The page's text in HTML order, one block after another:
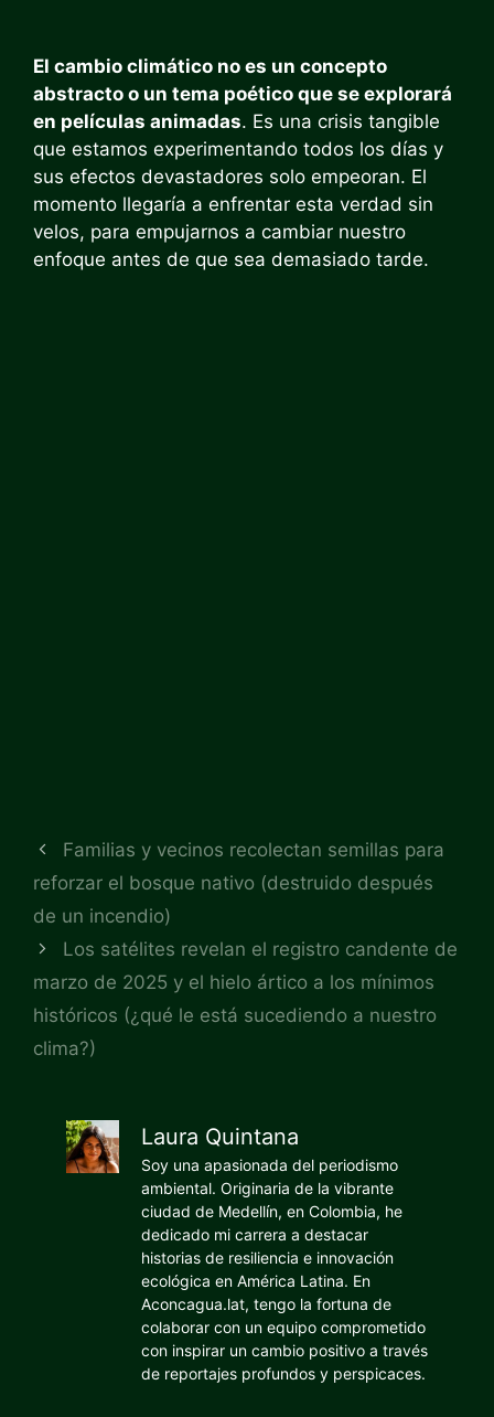
El cambio climático no es un concepto
abstracto o un tema poético que se explorará
en películas animadas. Es una crisis tangible
que estamos experimentando todos los días y
sus efectos devastadores solo empeoran. El
momento llegaría a enfrentar esta verdad sin
velos, para empujarnos a cambiar nuestro
enfoque antes de que sea demasiado tarde.
Familias y vecinos recolectan semillas para
reforzar el bosque nativo (destruido después
de un incendio)
Los satélites revelan el registro candente de
marzo de 2025 y el hielo ártico a los mínimos
históricos (¿qué le está sucediendo a nuestro
clima?)
Laura Quintana
Soy una apasionada del periodismo
ambiental. Originaria de la vibrante
ciudad de Medellín, en Colombia, he
dedicado mi carrera a destacar
historias de resiliencia e innovación
ecológica en América Latina. En
Aconcagua.lat, tengo la fortuna de
colaborar con un equipo comprometido
con inspirar un cambio positivo a través
de reportajes profundos y perspicaces.